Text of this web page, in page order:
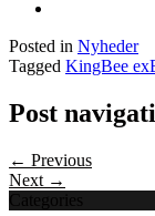
Posted in Nyheder
Tagged KingBee
Post
← Previous
Next →
Categories